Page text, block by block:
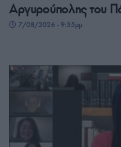
Αργυρούπολης του
7/08/2026 - 9:35μμ